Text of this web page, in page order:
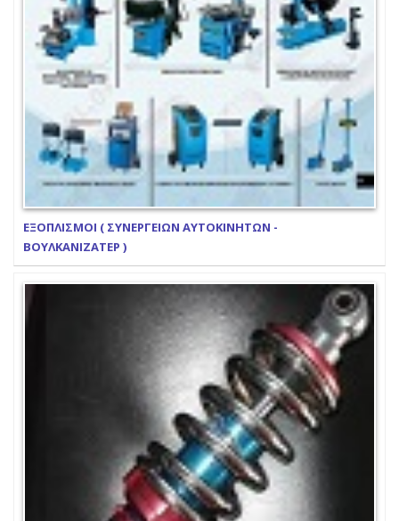
ΕΞΟΠΛΙΣΜΟΙ ( ΣΥΝΕΡΓΕΙΩΝ ΑΥΤΟΚΙΝΗΤΩΝ -
ΒΟΥΛΚΑΝΙΖΑΤΕΡ )